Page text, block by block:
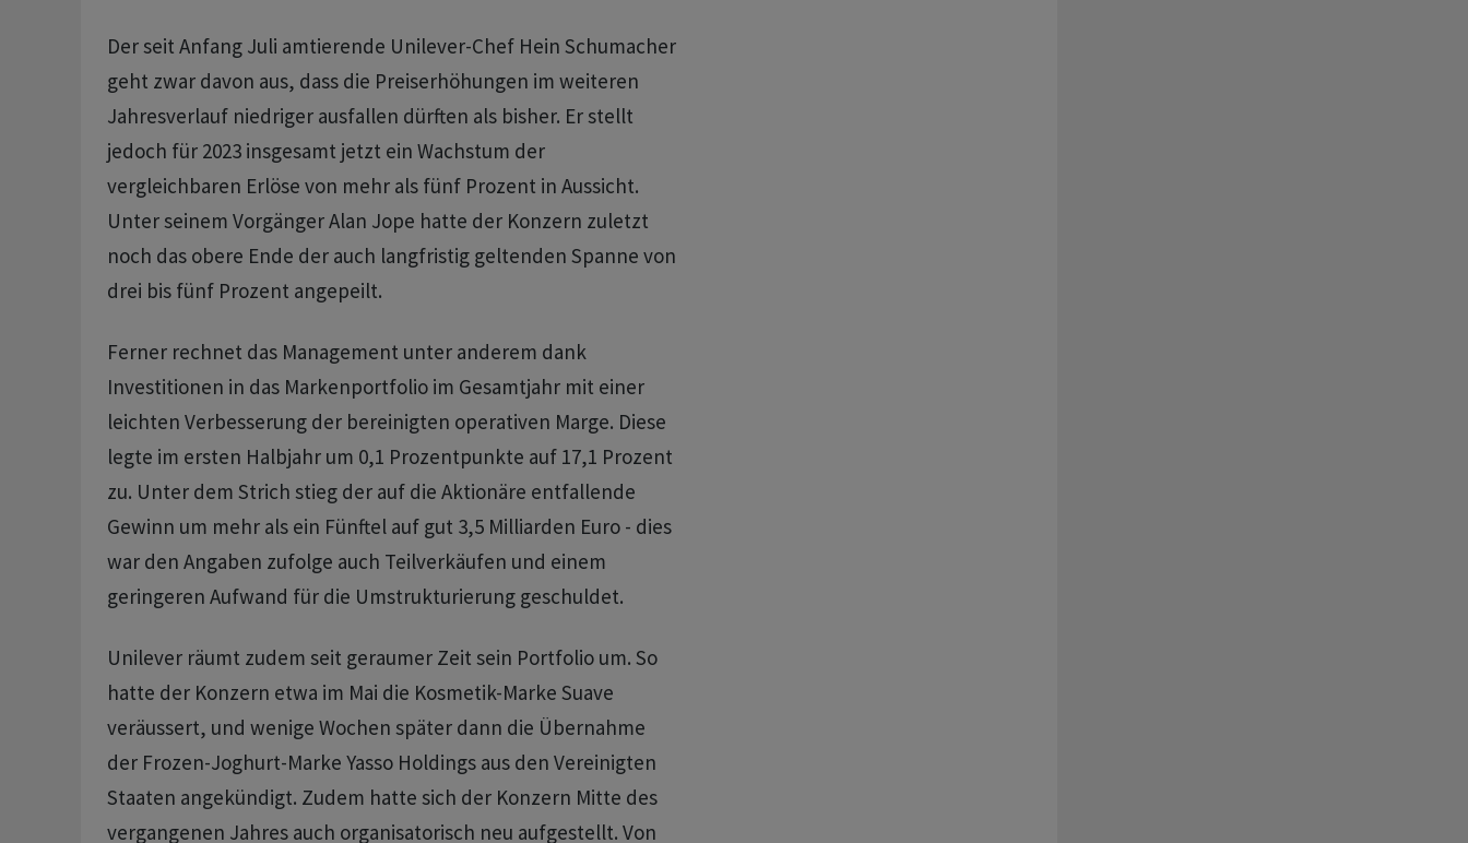
Der seit Anfang Juli amtierende Unilever-Chef Hein Schumacher
geht zwar davon aus, dass die Preiserhöhungen im weiteren
Jahresverlauf niedriger ausfallen dürften als bisher. Er stellt
jedoch für 2023 insgesamt jetzt ein Wachstum der
vergleichbaren Erlöse von mehr als fünf Prozent in Aussicht.
Unter seinem Vorgänger Alan Jope hatte der Konzern zuletzt
noch das obere Ende der auch langfristig geltenden Spanne von
drei bis fünf Prozent angepeilt.
Ferner rechnet das Management unter anderem dank
Investitionen in das Markenportfolio im Gesamtjahr mit einer
leichten Verbesserung der bereinigten operativen Marge. Diese
legte im ersten Halbjahr um 0,1 Prozentpunkte auf 17,1 Prozent
zu. Unter dem Strich stieg der auf die Aktionäre entfallende
Gewinn um mehr als ein Fünftel auf gut 3,5 Milliarden Euro - dies
war den Angaben zufolge auch Teilverkäufen und einem
geringeren Aufwand für die Umstrukturierung geschuldet.
Unilever räumt zudem seit geraumer Zeit sein Portfolio um. So
hatte der Konzern etwa im Mai die Kosmetik-Marke Suave
veräussert, und wenige Wochen später dann die Übernahme
der Frozen-Joghurt-Marke Yasso Holdings aus den Vereinigten
Staaten angekündigt. Zudem hatte sich der Konzern Mitte des
vergangenen Jahres auch organisatorisch neu aufgestellt. Von